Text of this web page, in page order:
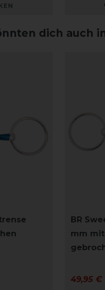
dich auch
BR
mm
49,95 €